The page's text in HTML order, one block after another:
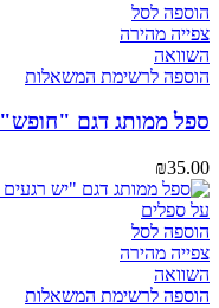
הוספה לסל
צפייה מהירה
השוואה
הוספה לרשימת המשאלות
ספל ממותג דגם "חופש"
₪35.00
הוספה לסל
צפייה מהירה
השוואה
הוספה לרשימת המשאלות